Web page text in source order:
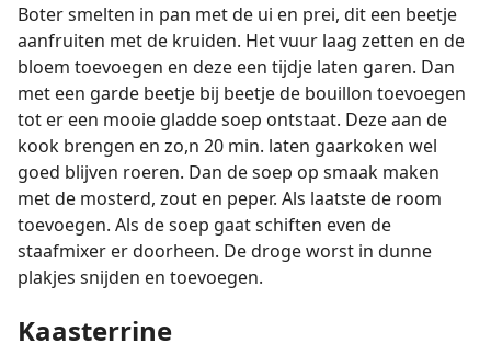
Boter smelten in pan met de ui en prei, dit een beetje
aanfruiten met de kruiden. Het vuur laag zetten en de
bloem toevoegen en deze een tijdje laten garen. Dan
met een garde beetje bij beetje de bouillon toevoegen
tot er een mooie gladde soep ontstaat. Deze aan de
kook brengen en zo,n 20 min. laten gaarkoken wel
goed blijven roeren. Dan de soep op smaak maken
met de mosterd, zout en peper. Als laatste de room
toevoegen. Als de soep gaat schiften even de
staafmixer er doorheen. De droge worst in dunne
plakjes snijden en toevoegen.
Kaasterrine